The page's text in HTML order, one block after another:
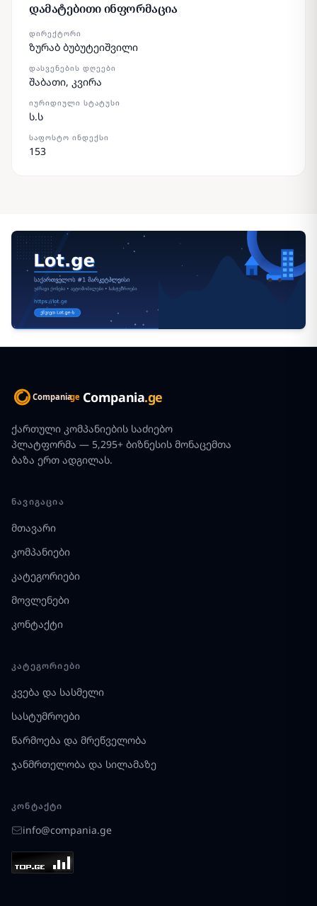
დამატებითი ინფორმაცია
ᲓᲘᲠᲔᲥᲢᲝᲠᲘ
ზურაბ ბუბუტეიშვილი
ᲓᲐᲡᲕᲔᲜᲔᲑᲘᲡ ᲓᲦᲔᲔᲑᲘ
შაბათი, კვირა
ᲘᲣᲠᲘᲓᲘᲣᲚᲘ ᲡᲢᲐᲢᲣᲡᲘ
ს.ს
ᲡᲐᲤᲝᲡᲢᲝ ᲘᲜᲓᲔᲥᲡᲘ
153
Compania.ge
ქართული კომპანიების საძიებო
პლატფორმა — 5,295+ ბიზნესის მონაცემთა
ბაზა ერთ ადგილას.
ᲜᲐᲕᲘᲒᲐᲪᲘᲐ
მთავარი
კომპანიები
კატეგორიები
მოვლენები
კონტაქტი
ᲙᲐᲢᲔᲒᲝᲠᲘᲔᲑᲘ
კვება და სასმელი
სასტუმროები
წარმოება და მრეწველობა
ჯანმრთელობა და სილამაზე
ᲙᲝᲜᲢᲐᲥᲢᲘ
info@compania.ge